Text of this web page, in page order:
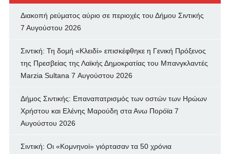
Διακοπή ρεύματος αύριο σε περιοχές του Δήμου Σιντικής
7 Αυγούστου 2026
Σιντική: Τη δομή «Κλειδί» επισκέφθηκε η Γενική Πρόξενος
της Πρεσβείας της Λαϊκής Δημοκρατίας του Μπανγκλαντές
Marzia Sultana 7 Αυγούστου 2026
Δήμος Σιντικής: Επαναπατρισμός των oστών των Ηρώων
Χρήστου και Ελένης Μαρούδη στα Ανω Πορόϊα 7
Αυγούστου 2026
Σιντική: Οι «Κομνηνοί» γιόρτασαν τα 50 χρόνια